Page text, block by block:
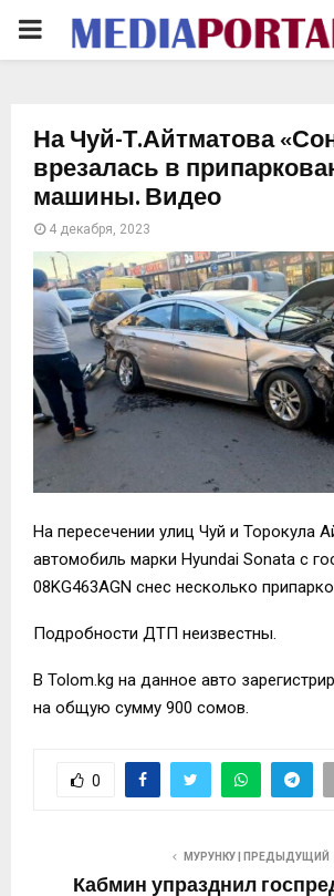
PRIMARY
На Чуй-Т.Айтматова
врезалась в
машины. Видео
4 декабря, 2023
На пересечении улиц Чуй и Торокула
автомобиль марки Hyundai Sonata с
08KG463AGN снес несколько
Подробности ДТП неизвестны.
В Tolom.kg на данное авто
на общую сумму 900 сомов.
0
МУРУНКУ | ПРЕДЫДУЩИЙ
Кабмин упразднил